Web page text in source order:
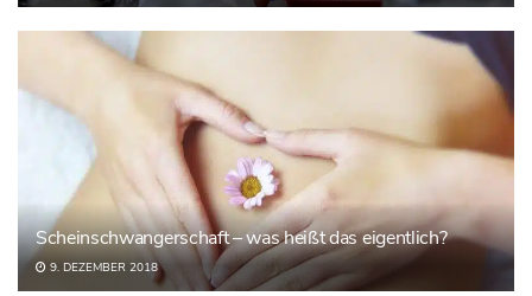
Scheinschwangerschaft – was heißt das eigentlich?
9. DEZEMBER 2018